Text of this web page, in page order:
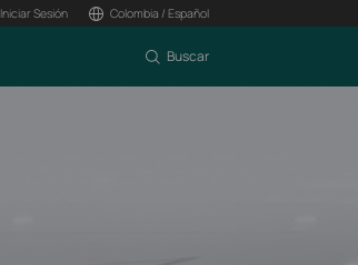
Iniciar Sesión Colombia / Español
Buscar